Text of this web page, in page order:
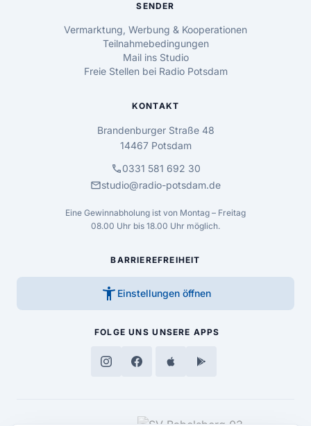
SENDER
Vermarktung, Werbung & Kooperationen
Teilnahmebedingungen
Mail ins Studio
Freie Stellen bei Radio Potsdam
KONTAKT
Brandenburger Straße 48
14467 Potsdam
call0331 581 692 30
mailstudio@radio-potsdam.de
Eine Gewinnabholung ist von Montag – Freitag
08.00 Uhr bis 18.00 Uhr möglich.
BARRIEREFREIHEIT
accessibility_new Einstellungen öffnen
FOLGE UNS UNSERE APPS